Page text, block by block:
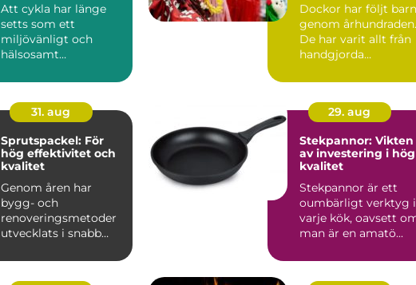
Att cykla har länge
setts som ett
miljövänligt och
hälsosamt
Dockor har följt barn
genom århundraden.
De har varit allt från
handgjorda
avancerad...
31. aug
Sprutspackel: För
hög effektivitet och
kvalitet
Genom åren har
bygg- och
renoveringsmetoder
utvecklats i snabb
teknologie...
29. aug
Stekpannor: Vikten
av investering i hög
kvalitet
Stekpannor är ett
oumbärligt verktyg i
varje kök, oavsett
man är en amatö...